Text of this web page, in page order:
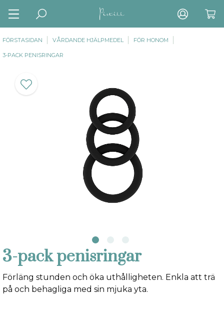
FÖRSTASIDAN VÅRDANDE HJÄLPMEDEL FÖR HONOM
3-PACK PENISRINGAR
3-pack penisringar
Förläng stunden och öka uthålligheten. Enkla att trä
på och behagliga med sin mjuka yta.